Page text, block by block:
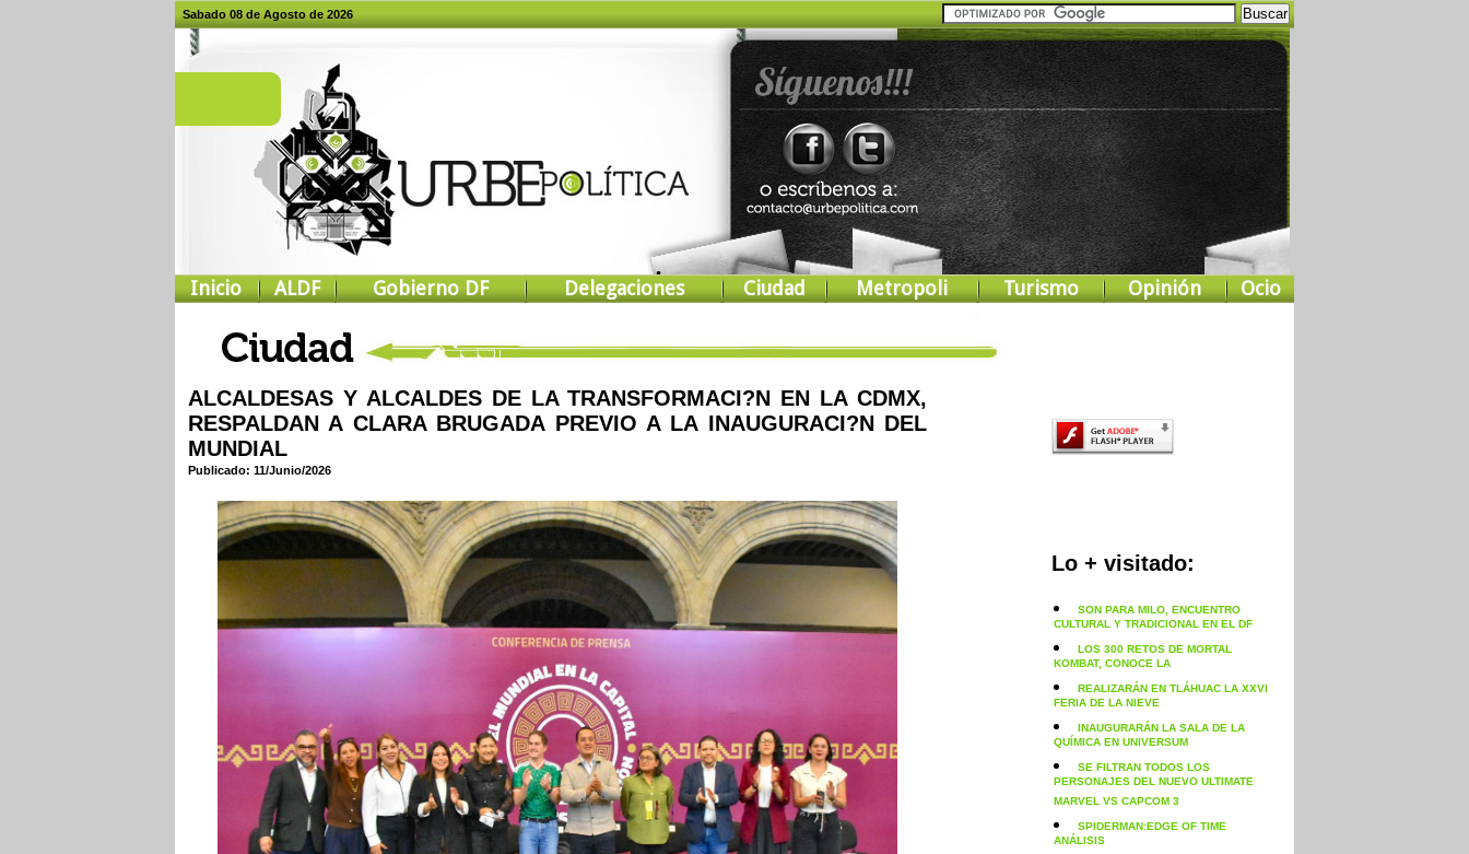
Sabado 08 de Agosto de 2026
Inicio ALDF Gobierno DF Delegaciones Ciudad Metropoli Turismo Opinión Ocio
ALCALDESAS Y ALCALDES DE LA TRANSFORMACI?N EN LA CDMX,
RESPALDAN A CLARA BRUGADA PREVIO A LA INAUGURACI?N DEL
MUNDIAL
Publicado: 11/Junio/2026
Lo + visitado:
SON PARA MILO, ENCUENTRO
CULTURAL Y TRADICIONAL EN EL DF
LOS 300 RETOS DE MORTAL
KOMBAT, CONOCE LA
REALIZARÁN EN TLÁHUAC LA XXVI
FERIA DE LA NIEVE
INAUGURARÁN LA SALA DE LA
QUÍMICA EN UNIVERSUM
SE FILTRAN TODOS LOS
PERSONAJES DEL NUEVO ULTIMATE
MARVEL VS CAPCOM 3
SPIDERMAN:EDGE OF TIME
ANÁLISIS